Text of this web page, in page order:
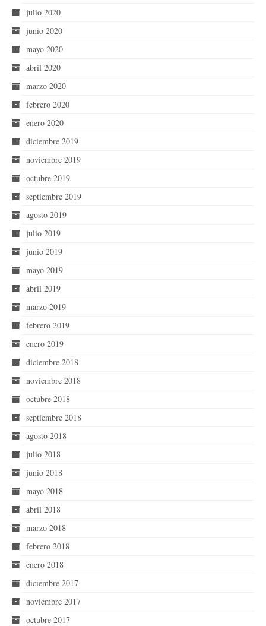
julio 2020
junio 2020
mayo 2020
abril 2020
marzo 2020
febrero 2020
enero 2020
diciembre 2019
noviembre 2019
octubre 2019
septiembre 2019
agosto 2019
julio 2019
junio 2019
mayo 2019
abril 2019
marzo 2019
febrero 2019
enero 2019
diciembre 2018
noviembre 2018
octubre 2018
septiembre 2018
agosto 2018
julio 2018
junio 2018
mayo 2018
abril 2018
marzo 2018
febrero 2018
enero 2018
diciembre 2017
noviembre 2017
octubre 2017